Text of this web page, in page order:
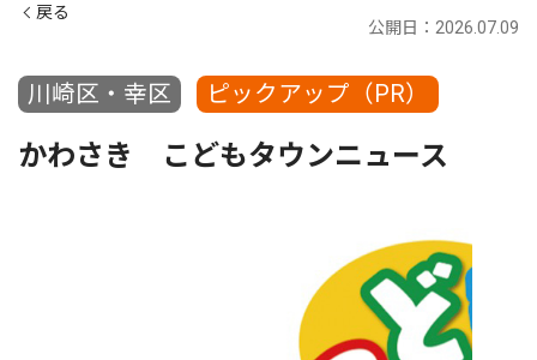
戻る
川崎区・幸区 ピックアップ（PR）
公開日：2026.07.09
かわさき こどもタウンニュース